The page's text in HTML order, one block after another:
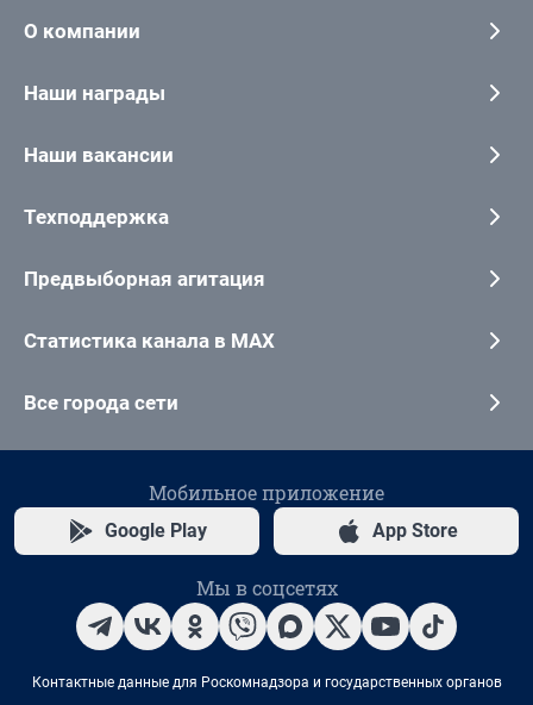
О компании
Наши награды
Наши вакансии
Техподдержка
Предвыборная агитация
Статистика канала в MAX
Все города сети
Мобильное приложение
Google Play App Store
Мы в соцсетях
Контактные данные для Роскомнадзора и государственных органов